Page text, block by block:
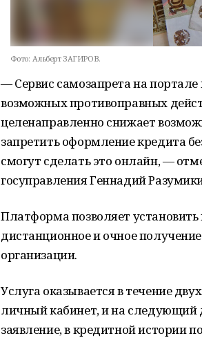
Фото: Альберт ЗАГИРОВ.
— Сервис самозапрета на
возможных противоправных
целенаправленно снижает
запретить оформление кредита
смогут сделать это онлайн, —
госуправления Геннадий
Платформа позволяет
дистанционное и очное
организации.
Услуга оказывается в течение
личный кабинет, и на следующий
заявление, в кредитной истории